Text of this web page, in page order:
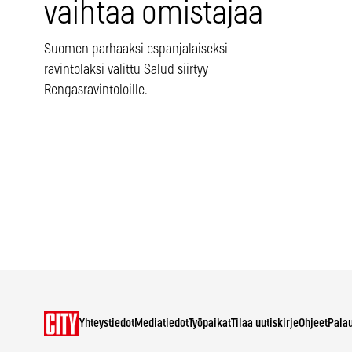
vaihtaa omistajaa
Suomen parhaaksi espanjalaiseksi
ravintolaksi valittu Salud siirtyy
Rengasravintoloille.
YhteystiedotMediatiedotTyöpaikatTilaa uutiskirjeOhjeet